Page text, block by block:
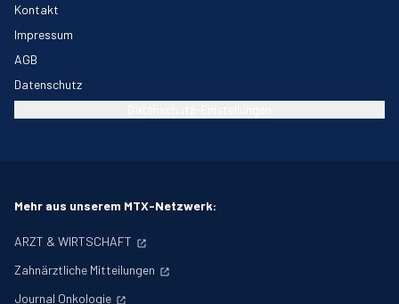
Kontakt
Impressum
AGB
Datenschutz
Mehr aus unserem MTX-Netzwerk:
ARZT & WIRTSCHAFT
Zahnärztliche Mitteilungen
Journal Onkologie